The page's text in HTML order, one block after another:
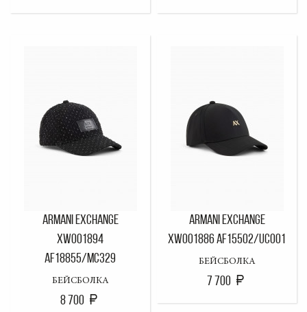
ARMANI EXCHANGE
XW001894
AF18855/MC329
БЕЙСБОЛКА
8 700
ARMANI EXCHANGE
XW001886 AF15502/UC001
БЕЙСБОЛКА
7 700